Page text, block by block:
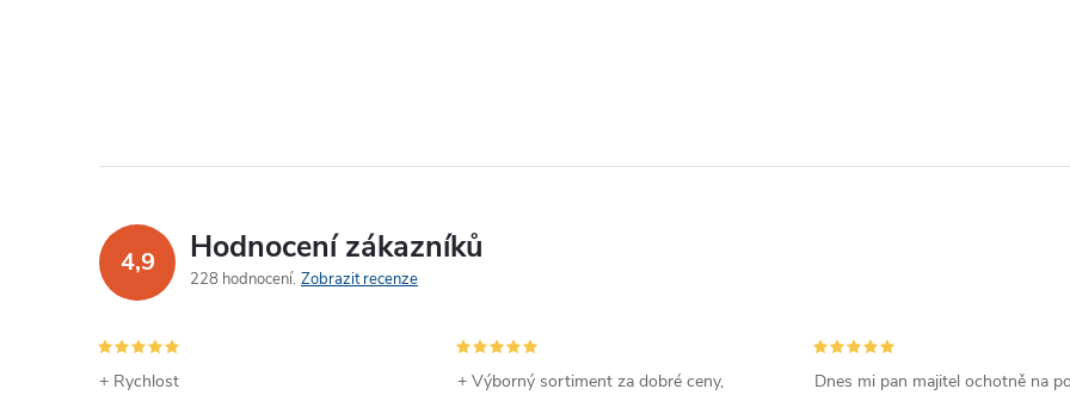
4,9 Hodnocení zákazníků
228 hodnocení Zobrazit recenze
+ Rychlost
+ Výborný sortiment za dobré ceny,
Dnes mi pan majitel ochotně na